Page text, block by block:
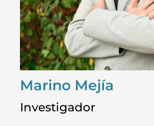
Marino Mejía
Investigador